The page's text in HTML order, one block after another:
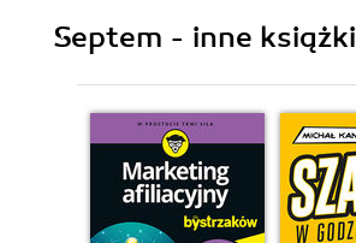
Septem - inne książki